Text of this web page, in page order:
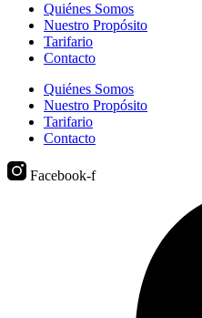
Quiénes Somos
Nuestro Propósito
Tarifario
Contacto
Quiénes Somos
Nuestro Propósito
Tarifario
Contacto
Facebook-f